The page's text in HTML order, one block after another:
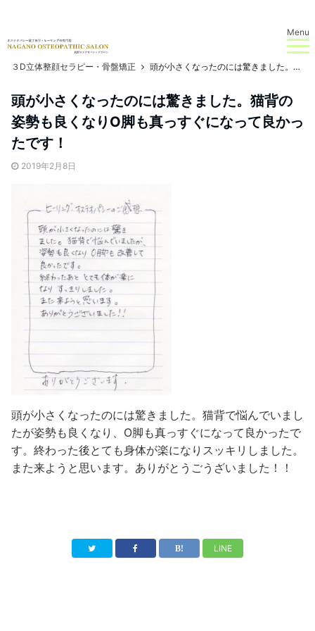
Menu
３D立体整顔セラピー・骨盤矯正 頭が小さくなったのには驚きました。猫背の姿勢も良くなりO脚も真っすぐになって良かったです！
頭が小さくなったのには驚きました。猫背の
姿勢も良くなりO脚も真っすぐになって良かっ
たです！
2019年2月8日
頭が小さくなったのには驚きました。猫背で悩んでいまし
たが姿勢も良くなり、O脚も真っすぐになって良かったで
す。終わった後とても身体が楽になりスッキリしました。
また来ようと思います。ありがとうごうざいました！！
LINE